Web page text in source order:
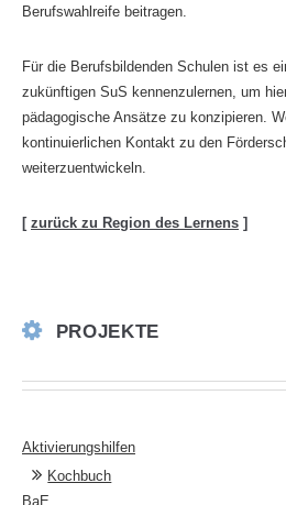
Berufswahlreife beitragen.
Für die Berufsbildenden Schulen ist es
zukünftigen SuS kennenzulernen, um
pädagogische Ansätze zu konzipieren.
kontinuierlichen Kontakt zu den
weiterzuentwickeln.
[ zurück zu Region des Lernens ]
PROJEKTE
Aktivierungshilfen
Kochbuch
BaE